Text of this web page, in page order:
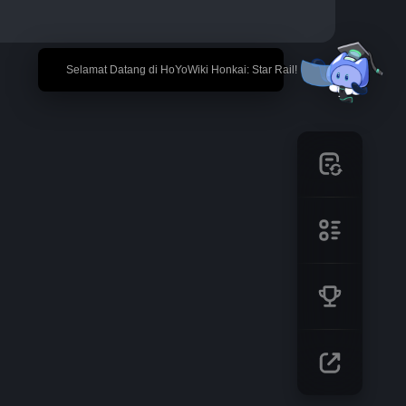
🎉 Selamat Datang di HoYoWiki Honkai: Star Rail!